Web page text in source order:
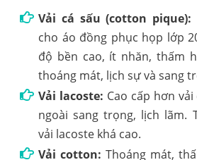
Vải cá sấu (cotton pique):
cho áo đồng phục họp lớp
độ bền cao, ít nhăn, thấm
thoáng mát, lịch sự và sang
Vải lacoste: Cao cấp hơn
ngoài sang trọng, lịch lãm.
vải lacoste khá cao.
Vải cotton: Thoáng mát,